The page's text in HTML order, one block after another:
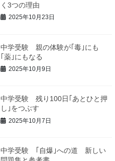
く3つの理由
2025年10月23日
中学受験 親の体験が｢毒｣にも
｢薬｣にもなる
2025年10月9日
中学受験 残り100日｢あとひと押
し｣をつぶす
2025年10月7日
中学受験 ｢自爆｣への道 新しい